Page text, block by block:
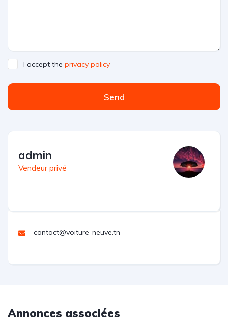
I accept the privacy policy
Send
admin
Vendeur privé
contact@voiture-neuve.tn
Annonces associées